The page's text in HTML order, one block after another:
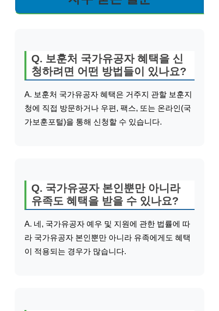
Q. 보훈처 국가유공자 혜택을 신
청하려면 어떤 방법들이 있나요?
A. 보훈처 국가유공자 혜택은 거주지 관할 보훈지
청에 직접 방문하거나 우편, 팩스, 또는 온라인(국
가보훈포털)을 통해 신청할 수 있습니다.
Q. 국가유공자 본인뿐만 아니라
유족도 혜택을 받을 수 있나요?
A. 네, 국가유공자 예우 및 지원에 관한 법률에 따
라 국가유공자 본인뿐만 아니라 유족에게도 혜택
이 적용되는 경우가 많습니다.